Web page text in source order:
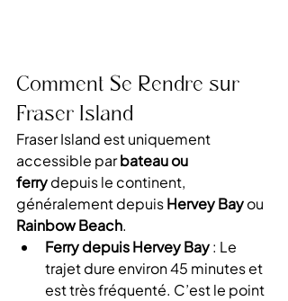
Comment Se Rendre sur
Fraser Island
Fraser Island est uniquement
accessible par bateau ou
ferry depuis le continent,
généralement depuis Hervey Bay ou
Rainbow Beach.
Ferry depuis Hervey Bay : Le
trajet dure environ 45 minutes et
est très fréquenté. C’est le point